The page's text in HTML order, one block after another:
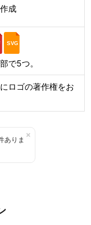
成
SVG
で5つ。
ロゴの著作権をお
×
ありま